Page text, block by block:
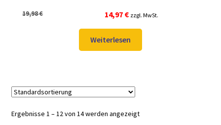
19,98€
Ursprünglicher
Preis
war:
19,98 €
14,97 €Aktueller
Preis
ist:
14,97 €.
zzgl. MwSt.
Weiterlesen
Ergebnisse 1 – 12 von 14 werden angezeigt